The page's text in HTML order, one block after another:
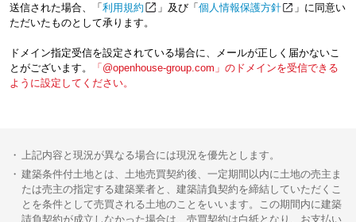
送信された場合、「 利用規約 」及び「 個人情報保護方針
」に同意い
ただいたものとして承ります。
ドメイン指定受信を設定されている場合に、メールが正しく届かないこ
とがございます。
「@openhouse-group.com」のドメインを受信できる
ように設定してください。
上記内容と現況が異なる場合には現況を優先とします。
建築条件付土地とは、土地売買契約後、一定期間以内に土地の売主ま
たは売主の指定する建築業者と、建築請負契約を締結していただくこ
とを条件として売買される土地のことをいいます。この期間内に建築
請負契約が成立しなかった場合は、売買契約は白紙となり、お支払い